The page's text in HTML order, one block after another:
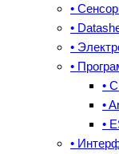
•
•
•
•
•
•
•
•